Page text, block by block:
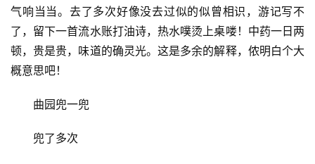
气响当当。去了多次好像没去过似的似曾相识，游记写不
了，留下一首流水账打油诗，热水噗烫上桌喽！中药一日两
顿，贵是贵，味道的确灵光。这是多余的解释，侬明白个大
概意思吧！
​曲园兜一兜
​兜了多次